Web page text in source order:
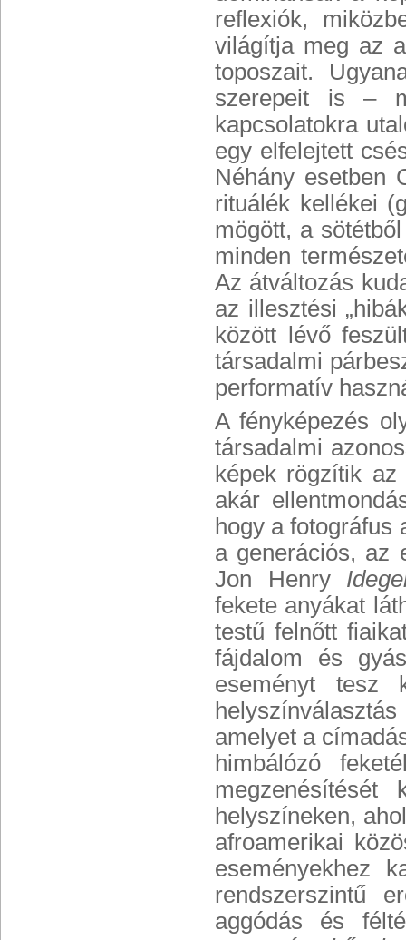
reflexiók,
világítja meg az
toposzait.
szerepeit is –
kapcsolatokra
egy elfelejtett
Néhány esetben
rituálék kellékei
mögött, a
minden
Az átváltozás
az illesztési
között lévő
társadalmi
performatív
A fényképezés
társadalmi
képek rögzítik az
akár
hogy a fotográfus
a generációs, az
Jon Henry
fekete anyákat
testű felnőtt
fájdalom és
eseményt tesz
amelyet a
himbálózó
helyszíneken,
afroamerikai
eseményekhez
rendszerszintű
aggódás és